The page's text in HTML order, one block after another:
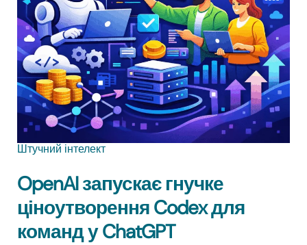
Штучний інтелект
OpenAI запускає гнучке
ціноутворення Codex для
команд у ChatGPT